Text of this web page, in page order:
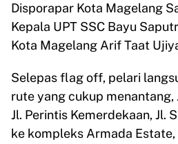
Disporapar Kota Magelang
Kepala UPT SSC Bayu
Kota Magelang Arif Taat
Selepas flag off, pelari
rute yang cukup menantang,
Jl. Perintis Kemerdekaan, Jl.
ke kompleks Armada